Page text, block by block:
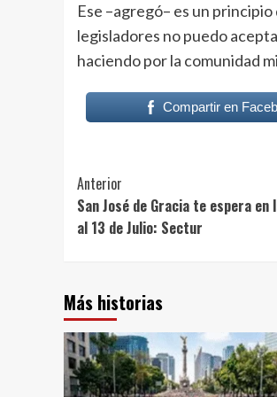
Ese –agregó– es un
legisladores no puedo
haciendo por la comunidad
Compartir en
Post
Navigation
Anterior
San José de Gracia te espera en
al 13 de Julio: Sectur
Más historias